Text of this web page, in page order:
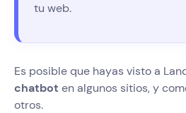
tu web.
Es posible que hayas visto a
chatbot en algunos sitios, y
otros.